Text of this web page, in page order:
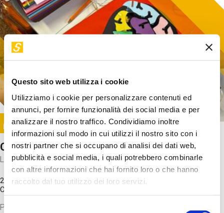
Questo sito web utilizza i cookie
Utilizziamo i cookie per personalizzare contenuti ed
annunci, per fornire funzionalità dei social media e per
analizzare il nostro traffico. Condividiamo inoltre
informazioni sul modo in cui utilizzi il nostro sito con i
nostri partner che si occupano di analisi dei dati web,
pubblicità e social media, i quali potrebbero combinarle
con altre informazioni che hai fornito loro o che hanno
raccolto dal tuo utilizzo dei loro servizi.
Selezione
Image
SUNDAY@STEP
Come funziona il cervello?
Laboratorio
20 Set 2026 / 11:15 - 13:00
Costo
Proveremo a costruire un cervello in cartoncino cercando di